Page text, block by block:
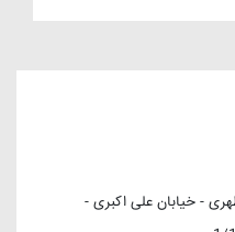
- خیابان علی اکبری -